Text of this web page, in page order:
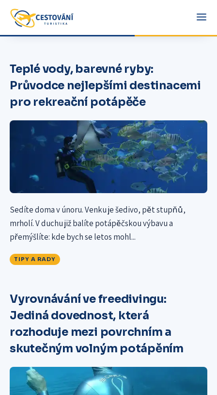
Teplé vody, barevné ryby:
Průvodce nejlepšími destinacemi
pro rekreační potápěče
Sedíte doma v únoru. Venku je šedivo, pět stupňů,
mrholí. V duchu již balíte potápěčskou výbavu a
přemýšlíte: kde bych se letos mohl...
TIPY A RADY
Vyrovnávání ve freedivingu:
Jediná dovednost, která
rozhoduje mezi povrchním a
skutečným volným potápěním